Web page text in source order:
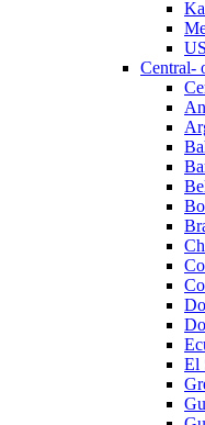
Central-
El